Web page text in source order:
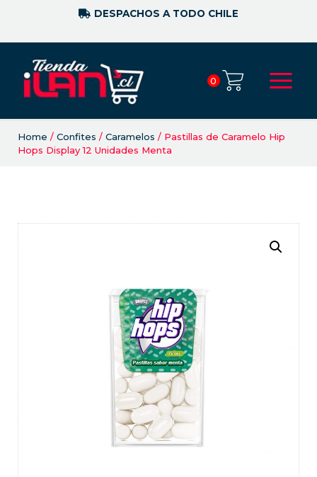
DESPACHOS A TODO CHILE
0
Home / Confites / Caramelos / Pastillas de Caramelo Hip
Hops Display 12 Unidades Menta